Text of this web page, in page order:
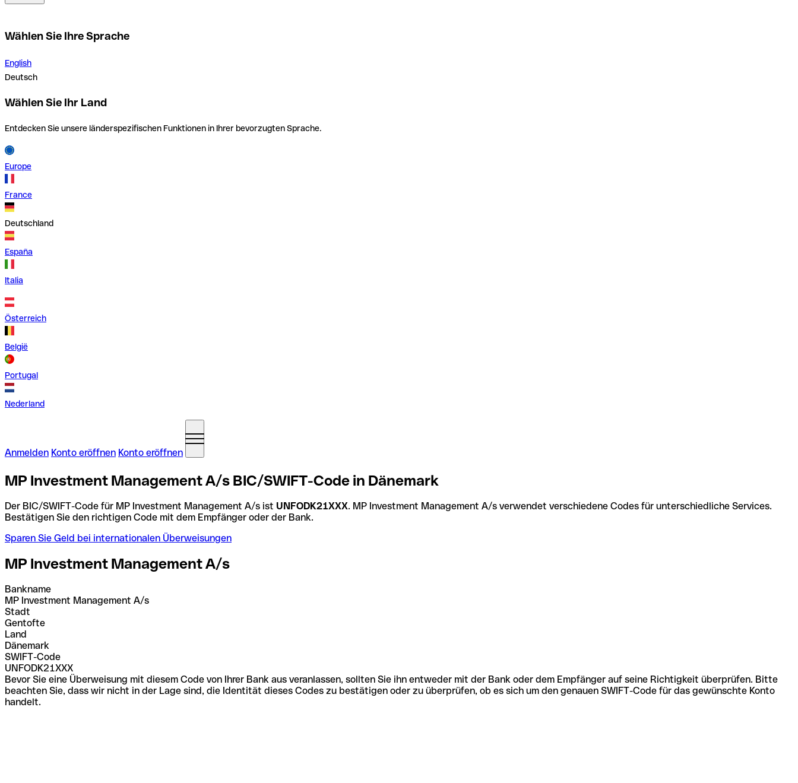
Wählen Sie Ihre Sprache
English
Deutsch
Wählen Sie Ihr Land
Entdecken Sie unsere länderspezifischen Funktionen in Ihrer bevorzugten Sprache.
Europe
France
Deutschland
España
Italia
Österreich
België
Portugal
Nederland
Anmelden Konto eröffnen Konto eröffnen
MP Investment Management A/s BIC/SWIFT-Code in Dänemark
Der BIC/SWIFT-Code für MP Investment Management A/s ist UNFODK21XXX. MP Investment Management A/s verwendet verschiedene Codes für unterschiedliche Services.
Bestätigen Sie den richtigen Code mit dem Empfänger oder der Bank.
Sparen Sie Geld bei internationalen Überweisungen
MP Investment Management A/s
Bankname
MP Investment Management A/s
Stadt
Gentofte
Land
Dänemark
SWIFT-Code
UNFODK21XXX
Bevor Sie eine Überweisung mit diesem Code von Ihrer Bank aus veranlassen, sollten Sie ihn entweder mit der Bank oder dem Empfänger auf seine Richtigkeit überprüfen. Bitte
beachten Sie, dass wir nicht in der Lage sind, die Identität dieses Codes zu bestätigen oder zu überprüfen, ob es sich um den genauen SWIFT-Code für das gewünschte Konto
handelt.